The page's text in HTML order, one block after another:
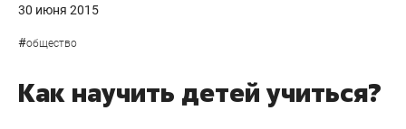
30 июня 2015
#общество
Как научить детей учиться?